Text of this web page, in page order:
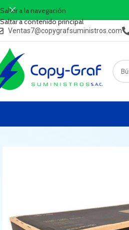
Saltar a la navegación
Saltar a contenido principal
Ventas7@copygrafsuministros.com